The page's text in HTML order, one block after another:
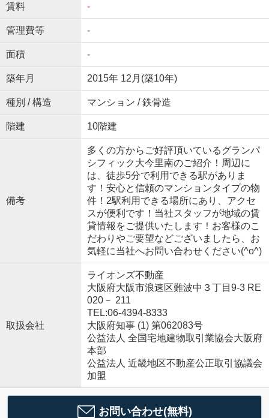
賃料 -
管理費等 -
面積 -
築年月 2015年 12月(築10年)
種別 / 構造 マンション / 鉄骨造
階建 10階建
備考
多くの方からご好評頂いているグランパ
シフィック大今里南のご紹介！周辺に
は、徒歩5分で利用できる駅がありま
す！安心と信頼のマンションタイプの物
件！2駅利用できる場所にあり、アクセ
スが便利です！当社スタッフが地域の賃
貸情報をご提供いたします！お客様のこ
だわりやご要望などございましたら、お
気軽に当社へお問い合わせください(^o^)
取扱会社
ライオンズ不動産
大阪府大阪市浪速区難波中３丁目9-3 RE
020－ 211
TEL:06-4394-8333
大阪府知事 (1) 第062083号
公益法人 全国宅地建物取引業協会大阪府
本部
公益法人 近畿地区不動産公正取引協議会
加盟
お問い合わせ(無料)